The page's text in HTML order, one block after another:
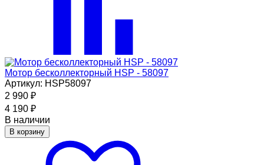
Мотор бесколлекторный HSP - 58097
Артикул: HSP58097
2 990 ₽
4 190 ₽
В наличии
В корзину